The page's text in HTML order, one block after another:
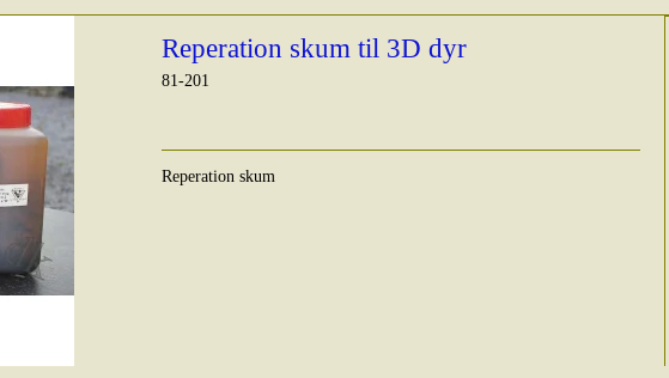
Reperation skum til 3D dyr
81-201
Reperation skum